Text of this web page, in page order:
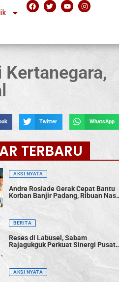
Twitter WhatsApp
TERBARU
AKSI NYATA
Andre Rosiade Gerak Cepat Bantu
Korban Banjir Padang, Ribuan Nasi
BERITA
Reses di Labusel, Sabam
Rajagukguk Perkuat Sinergi Pusat-
AKSI NYATA